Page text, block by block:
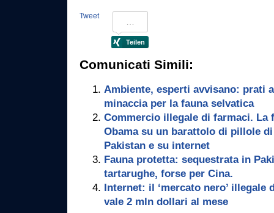
Tweet
Comunicati Simili:
Ambiente, esperti avvisano: prati
minaccia per la fauna selvatica
Commercio illegale di farmaci. La
Obama su un barattolo di pillole
Pakistan e su internet
Fauna protetta: sequestrata in
tartarughe, forse per Cina.
Internet: il ‘mercato nero’ illegale
vale 2 mln dollari al mese